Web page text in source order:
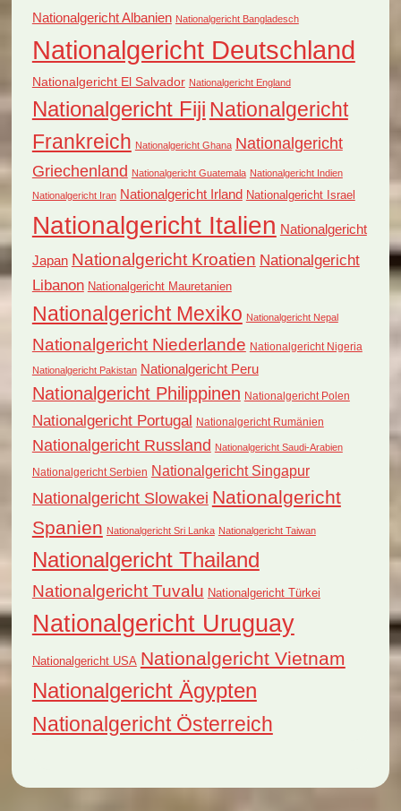
Nationalgericht Albanien Nationalgericht Bangladesch
Nationalgericht Deutschland
Nationalgericht El Salvador Nationalgericht England
Nationalgericht Fiji Nationalgericht
Frankreich Nationalgericht Ghana Nationalgericht
Griechenland Nationalgericht Guatemala Nationalgericht Indien
Nationalgericht Iran Nationalgericht Irland Nationalgericht Israel
Nationalgericht Italien Nationalgericht
Japan Nationalgericht Kroatien Nationalgericht
Libanon Nationalgericht Mauretanien
Nationalgericht Mexiko Nationalgericht Nepal
Nationalgericht Niederlande Nationalgericht Nigeria
Nationalgericht Pakistan Nationalgericht Peru
Nationalgericht Philippinen Nationalgericht Polen
Nationalgericht Portugal Nationalgericht Rumänien
Nationalgericht Russland Nationalgericht Saudi-Arabien
Nationalgericht Serbien Nationalgericht Singapur
Nationalgericht Slowakei Nationalgericht
Spanien Nationalgericht Sri Lanka Nationalgericht Taiwan
Nationalgericht Thailand
Nationalgericht Tuvalu Nationalgericht Türkei
Nationalgericht Uruguay
Nationalgericht USA Nationalgericht Vietnam
Nationalgericht Ägypten
Nationalgericht Österreich